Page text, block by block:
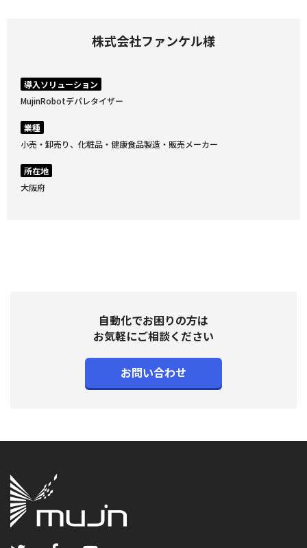
株式会社ファンケル様
導入ソリューション
MujinRobotデパレタイザー
業種
小売・卸売り、化粧品・健康食品製造・販売メーカー
所在地
大阪府
自動化でお困りの方は
お気軽にご相談ください
お問い合わせ